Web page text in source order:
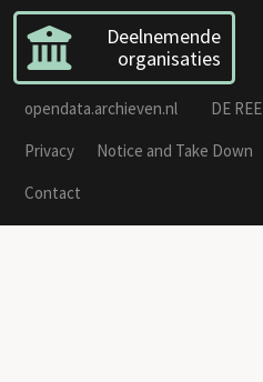
Deelnemende
organisaties
opendata.archieven.nl DE REE
Privacy
Notice and Take Down
Contact